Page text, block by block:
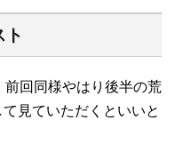
ト
回同様やはり後半の荒
見ていただくといいと